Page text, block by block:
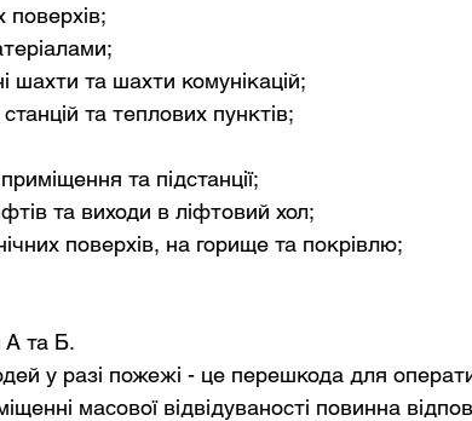
поверхів;
шахти та шахти комунікацій;
та теплових пунктів;
та підстанції;
та виходи в ліфтовий хол;
поверхів, на горище та покрівлю;
А та Б.
у разі пожежі - це перешкода для
масової відвідуваності повинна